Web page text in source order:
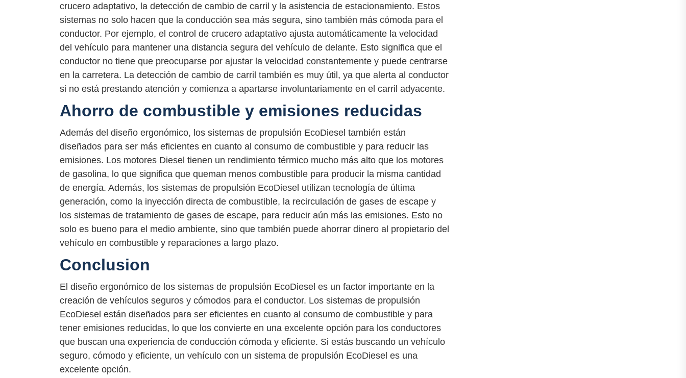
crucero adaptativo, la detección de cambio de carril y la asistencia de estacionamiento. Estos
sistemas no solo hacen que la conducción sea más segura, sino también más cómoda para el
conductor. Por ejemplo, el control de crucero adaptativo ajusta automáticamente la velocidad
del vehículo para mantener una distancia segura del vehículo de delante. Esto significa que el
conductor no tiene que preocuparse por ajustar la velocidad constantemente y puede centrarse
en la carretera. La detección de cambio de carril también es muy útil, ya que alerta al conductor
si no está prestando atención y comienza a apartarse involuntariamente en el carril adyacente.
Ahorro de combustible y emisiones reducidas
Además del diseño ergonómico, los sistemas de propulsión EcoDiesel también están
diseñados para ser más eficientes en cuanto al consumo de combustible y para reducir las
emisiones. Los motores Diesel tienen un rendimiento térmico mucho más alto que los motores
de gasolina, lo que significa que queman menos combustible para producir la misma cantidad
de energía. Además, los sistemas de propulsión EcoDiesel utilizan tecnología de última
generación, como la inyección directa de combustible, la recirculación de gases de escape y
los sistemas de tratamiento de gases de escape, para reducir aún más las emisiones. Esto no
solo es bueno para el medio ambiente, sino que también puede ahorrar dinero al propietario del
vehículo en combustible y reparaciones a largo plazo.
Conclusion
El diseño ergonómico de los sistemas de propulsión EcoDiesel es un factor importante en la
creación de vehículos seguros y cómodos para el conductor. Los sistemas de propulsión
EcoDiesel están diseñados para ser eficientes en cuanto al consumo de combustible y para
tener emisiones reducidas, lo que los convierte en una excelente opción para los conductores
que buscan una experiencia de conducción cómoda y eficiente. Si estás buscando un vehículo
seguro, cómodo y eficiente, un vehículo con un sistema de propulsión EcoDiesel es una
excelente opción.